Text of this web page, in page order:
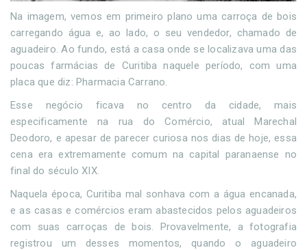
Na imagem, vemos em primeiro plano uma carroça de bois
carregando água e, ao lado, o seu vendedor, chamado de
aguadeiro. Ao fundo, está a casa onde se localizava uma das
poucas farmácias de Curitiba naquele período, com uma
placa que diz: Pharmacia Carrano.
Esse negócio ficava no centro da cidade, mais
especificamente na rua do Comércio, atual Marechal
Deodoro, e apesar de parecer curiosa nos dias de hoje, essa
cena era extremamente comum na capital paranaense no
final do século XIX.
Naquela época, Curitiba mal sonhava com a água encanada,
e as casas e comércios eram abastecidos pelos aguadeiros
com suas carroças de bois. Provavelmente, a fotografia
registrou um desses momentos, quando o aguadeiro